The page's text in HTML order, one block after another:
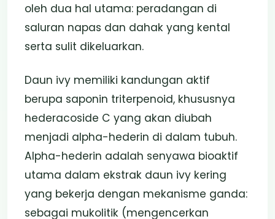
oleh dua hal utama: peradangan di
saluran napas dan dahak yang kental
serta sulit dikeluarkan.
Daun ivy memiliki kandungan aktif
berupa saponin triterpenoid, khususnya
hederacoside C yang akan diubah
menjadi alpha-hederin di dalam tubuh.
Alpha-hederin adalah senyawa bioaktif
utama dalam ekstrak daun ivy kering
yang bekerja dengan mekanisme ganda:
sebagai mukolitik (mengencerkan